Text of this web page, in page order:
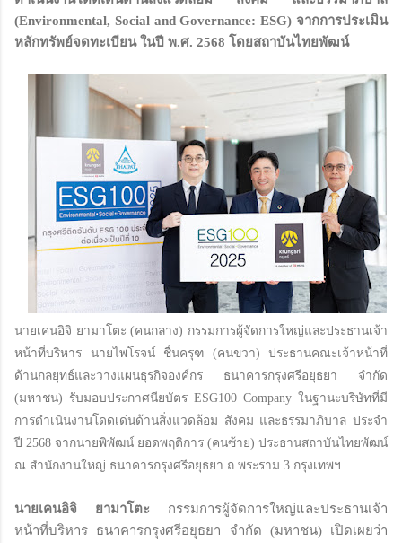
(Environmental, Social and Governance: ESG) จากการประเมิน
หลักทรัพย์จดทะเบียน ในปี พ.ศ. 2568 โดยสถาบันไทยพัฒน์
นายเคนอิจิ ยามาโตะ (คนกลาง) กรรมการผู้จัดการใหญ่และประธานเจ้า
หน้าที่บริหาร นายไพโรจน์ ชื่นครุฑ (คนขวา) ประธานคณะเจ้าหน้าที่
ด้านกลยุทธ์และวางแผนธุรกิจองค์กร ธนาคารกรุงศรีอยุธยา จำกัด
(มหาชน) รับมอบประกาศนียบัตร ESG100 Company ในฐานะบริษัทที่มี
การดำเนินงานโดดเด่นด้านสิ่งแวดล้อม สังคม และธรรมาภิบาล ประจำ
ปี 2568 จากนายพิพัฒน์ ยอดพฤติการ (คนซ้าย) ประธานสถาบันไทยพัฒน์
ณ สำนักงานใหญ่ ธนาคารกรุงศรีอยุธยา ถ.พระราม 3 กรุงเทพฯ
นายเคนอิจิ ยามาโตะ กรรมการผู้จัดการใหญ่และประธานเจ้า
หน้าที่บริหาร ธนาคารกรุงศรีอยุธยา จำกัด (มหาชน) เปิดเผยว่า